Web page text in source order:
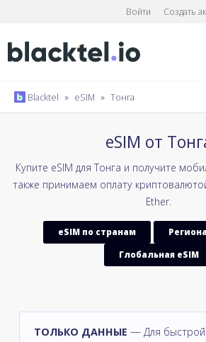
Войти Создать
Blacktel » eSIM » Тонга
eSIM от
Купите eSIM для Тонга и получите
также принимаем оплату
Ether.
eSIM по странам
Глобальная eSIM
ТОЛЬКО ДАННЫЕ — Для быстрой